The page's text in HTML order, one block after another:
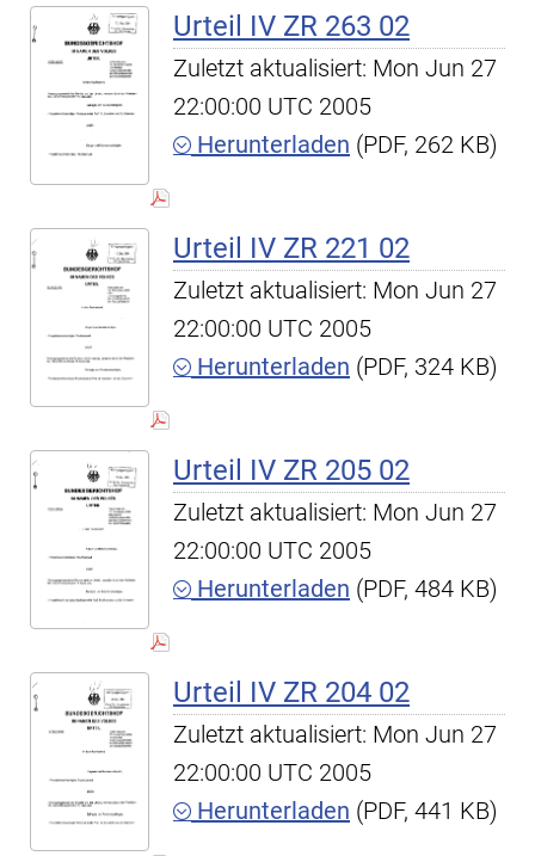
Urteil IV ZR 263 02
Zuletzt aktualisiert: Mon Jun 27
22:00:00 UTC 2005
Herunterladen (PDF, 262 KB)
Urteil IV ZR 221 02
Zuletzt aktualisiert: Mon Jun 27
22:00:00 UTC 2005
Herunterladen (PDF, 324 KB)
Urteil IV ZR 205 02
Zuletzt aktualisiert: Mon Jun 27
22:00:00 UTC 2005
Herunterladen (PDF, 484 KB)
Urteil IV ZR 204 02
Zuletzt aktualisiert: Mon Jun 27
22:00:00 UTC 2005
Herunterladen (PDF, 441 KB)